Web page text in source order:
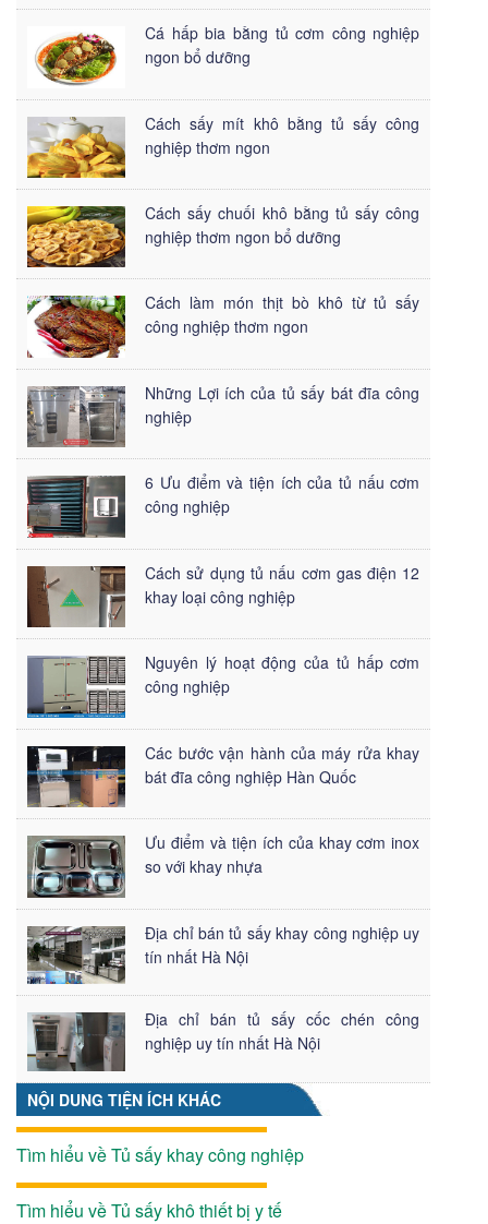
Cá hấp bia bằng tủ cơm công nghiệp
ngon bổ dưỡng
Cách sấy mít khô bằng tủ sấy công
nghiệp thơm ngon
Cách sấy chuối khô bằng tủ sấy công
nghiệp thơm ngon bổ dưỡng
Cách làm món thịt bò khô từ tủ sấy
công nghiệp thơm ngon
Những Lợi ích của tủ sấy bát đĩa công
nghiệp
6 Ưu điểm và tiện ích của tủ nấu cơm
công nghiệp
Cách sử dụng tủ nấu cơm gas điện 12
khay loại công nghiệp
Nguyên lý hoạt động của tủ hấp cơm
công nghiệp
Các bước vận hành của máy rửa khay
bát đĩa công nghiệp Hàn Quốc
Ưu điểm và tiện ích của khay cơm inox
so với khay nhựa
Địa chỉ bán tủ sấy khay công nghiệp uy
tín nhất Hà Nội
Địa chỉ bán tủ sấy cốc chén công
nghiệp uy tín nhất Hà Nội
NỘI DUNG TIỆN ÍCH KHÁC
Tìm hiểu về Tủ sấy khay công nghiệp
Tìm hiểu về Tủ sấy khô thiết bị y tế